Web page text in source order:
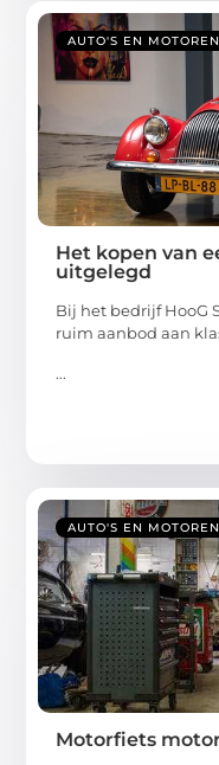
AUTO'S EN MOTOREN
Het kopen van
uitgelegd
Bij het bedrijf HooG
ruim aanbod aan
...
AUTO'S EN MOTOREN
Motorfiets